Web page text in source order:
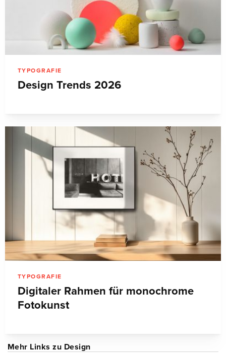
TYPOGRAFIE
Design Trends 2026
TYPOGRAFIE
Digitaler Rahmen für monochrome
Fotokunst
Mehr Links zu Design